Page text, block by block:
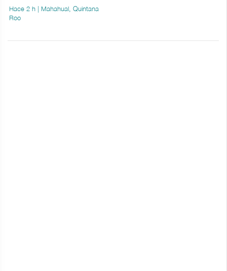
Hace 2 h | Mahahual, Quintana
Roo